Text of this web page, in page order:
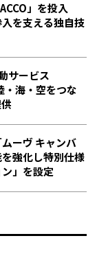
」を投入
を支える独自技
サービス
海・空をつな
ムーヴ キャンバ
強化し特別仕様
」を設定